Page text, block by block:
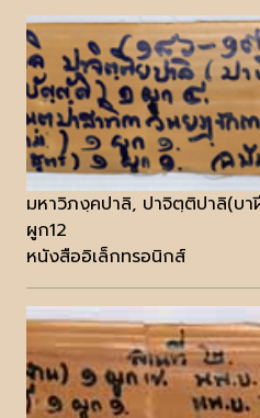
มหาวิภงฺคปาลิ, ปาจิตฺติปาลิ(บ
ผูก12
หนังสืออิเล็กทรอนิกส์